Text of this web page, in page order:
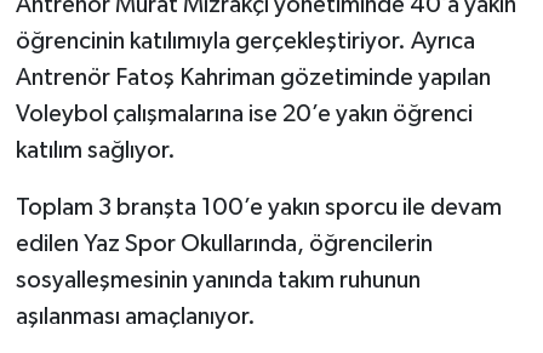
öğrencinin katılımıyla gerçekleştiriyor. Ayrıca
Antrenör Fatoş Kahriman gözetiminde yapılan
Voleybol çalışmalarına ise 20’e yakın öğrenci
katılım sağlıyor.
Toplam 3 branşta 100’e yakın sporcu ile devam
edilen Yaz Spor Okullarında, öğrencilerin
sosyalleşmesinin yanında takım ruhunun
aşılanması amaçlanıyor.